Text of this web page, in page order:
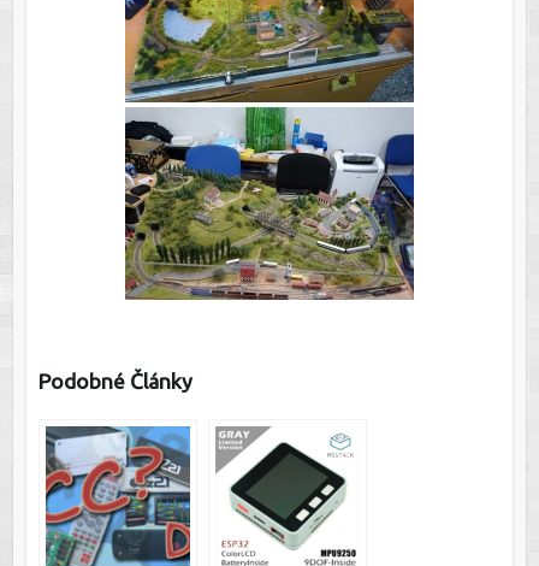
Podobné Články